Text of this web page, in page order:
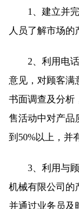
1、建立并
人员了解市场的
2、利用电
意见，对顾客满
书面调查及分析
售活动中对产品
到50%以上，并
3、利用与
机械有限公司的
并通过业务员及